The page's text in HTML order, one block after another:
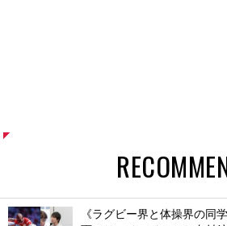
《ラグビー界と体操界の同